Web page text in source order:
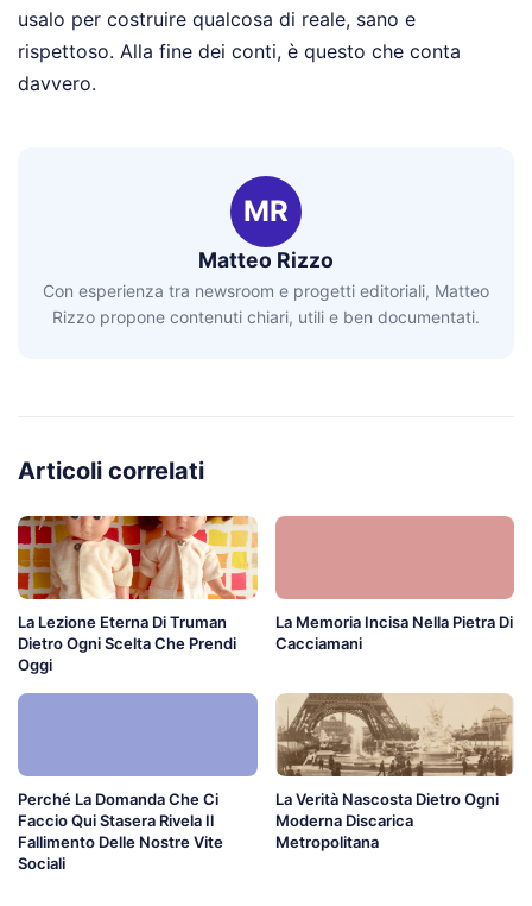
usalo per costruire qualcosa di reale, sano e
rispettoso. Alla fine dei conti, è questo che conta
davvero.
MR
Matteo Rizzo
Con esperienza tra newsroom e progetti editoriali, Matteo
Rizzo propone contenuti chiari, utili e ben documentati.
Articoli correlati
La Lezione Eterna Di Truman
Dietro Ogni Scelta Che Prendi
Oggi
La Memoria Incisa Nella Pietra Di
Cacciamani
Perché La Domanda Che Ci
Faccio Qui Stasera Rivela Il
Fallimento Delle Nostre Vite
Sociali
La Verità Nascosta Dietro Ogni
Moderna Discarica
Metropolitana